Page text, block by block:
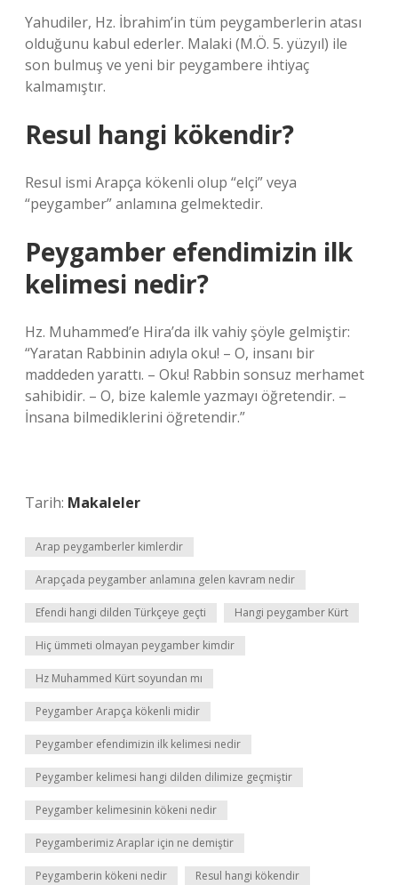
Yahudiler, Hz. İbrahim’in tüm peygamberlerin atası
olduğunu kabul ederler. Malaki (M.Ö. 5. yüzyıl) ile
son bulmuş ve yeni bir peygambere ihtiyaç
kalmamıştır.
Resul hangi kökendir?
Resul ismi Arapça kökenli olup “elçi” veya
“peygamber” anlamına gelmektedir.
Peygamber efendimizin ilk
kelimesi nedir?
Hz. Muhammed’e Hira’da ilk vahiy şöyle gelmiştir:
“Yaratan Rabbinin adıyla oku! – O, insanı bir
maddeden yarattı. – Oku! Rabbin sonsuz merhamet
sahibidir. – O, bize kalemle yazmayı öğretendir. –
İnsana bilmediklerini öğretendir.”
Tarih: Makaleler
Arap peygamberler kimlerdir
Arapçada peygamber anlamına gelen kavram nedir
Efendi hangi dilden Türkçeye geçti Hangi peygamber Kürt
Hiç ümmeti olmayan peygamber kimdir
Hz Muhammed Kürt soyundan mı
Peygamber Arapça kökenli midir
Peygamber efendimizin ilk kelimesi nedir
Peygamber kelimesi hangi dilden dilimize geçmiştir
Peygamber kelimesinin kökeni nedir
Peygamberimiz Araplar için ne demiştir
Peygamberin kökeni nedir Resul hangi kökendir